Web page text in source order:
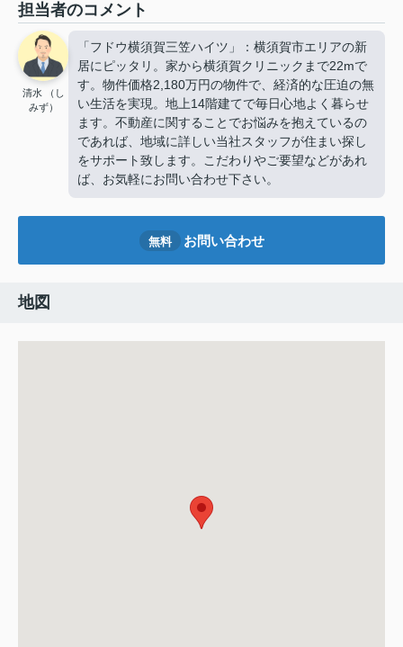
担当者のコメント
清水 （し
みず）
「フドウ横須賀三笠ハイツ」：横須賀市エリアの新
居にピッタリ。家から横須賀クリニックまで22mで
す。物件価格2,180万円の物件で、経済的な圧迫の無
い生活を実現。地上14階建てで毎日心地よく暮らせ
ます。不動産に関することでお悩みを抱えているの
であれば、地域に詳しい当社スタッフが住まい探し
をサポート致します。こだわりやご要望などがあれ
ば、お気軽にお問い合わせ下さい。
無料 お問い合わせ
地図